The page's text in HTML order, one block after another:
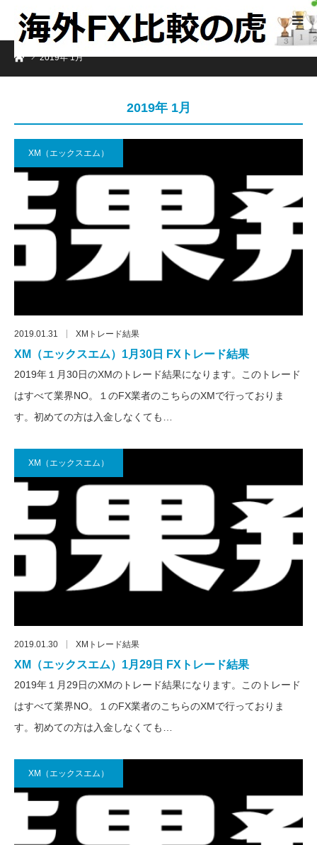
ホーム2019年 1月
2019年 1月
XM（エックスエム）
2019.01.31 XMトレード結果
XM（エックスエム）1月30日 FXトレード結果
2019年１月30日のXMのトレード結果になります。このトレード
はすべて業界NO。１のFX業者のこちらのXMで行っておりま
す。初めての方は入金しなくても…
XM（エックスエム）
2019.01.30 XMトレード結果
XM（エックスエム）1月29日 FXトレード結果
2019年１月29日のXMのトレード結果になります。このトレード
はすべて業界NO。１のFX業者のこちらのXMで行っておりま
す。初めての方は入金しなくても…
XM（エックスエム）